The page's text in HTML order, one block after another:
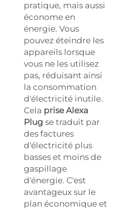
pratique, mais aussi
économe en
énergie. Vous
pouvez éteindre les
appareils lorsque
vous ne les utilisez
pas, réduisant ainsi
la consommation
d'électricité inutile.
Cela prise Alexa
Plug se traduit par
des factures
d'électricité plus
basses et moins de
gaspillage
d'énergie. C'est
avantageux sur le
plan économique et